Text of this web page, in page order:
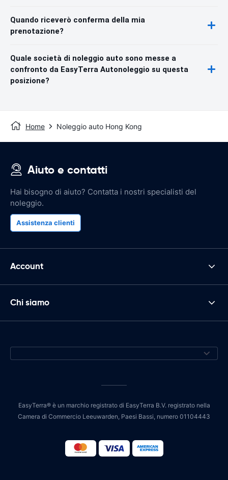
Quando riceverò conferma della mia
prenotazione?
Quale società di noleggio auto sono messe a
confronto da EasyTerra Autonoleggio su questa
posizione?
Home Noleggio auto Hong Kong
Aiuto e contatti
Hai bisogno di aiuto? Contatta i nostri specialisti del
noleggio.
Assistenza clienti
Account
Chi siamo
EasyTerra® è un marchio registrato di EasyTerra B.V. registrato nella
Camera di Commercio Leeuwarden, Paesi Bassi, numero 01104443